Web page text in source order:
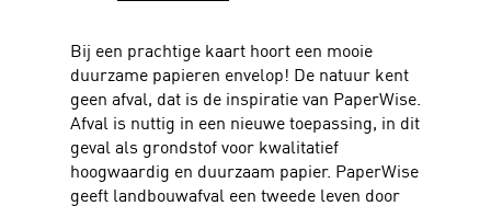
Bij een prachtige kaart hoort een mooie
duurzame papieren envelop! De natuur kent
geen afval, dat is de inspiratie van PaperWise.
Afval is nuttig in een nieuwe toepassing, in dit
geval als grondstof voor kwalitatief
hoogwaardig en duurzaam papier. PaperWise
geeft landbouwafval een tweede leven door